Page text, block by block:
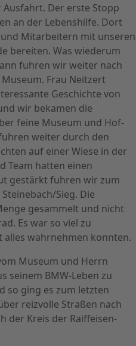
Der erste Stopp
an der Lebenshilfe. Dort
Mitarbeitern mit unseren
bereiten. Was wiederum
fuhren wir weiter nach
Frau Neitzert
Geschichte von
wir bekamen die
feine Museum und Hof-
weiter durch den
auf einer Wiese in der
Team hatten einen
gestärkt fuhren wir zum
Sieg. Die
gesammelt und nicht
Es war so viel zu
alles wahrnehmen konnten.
Museum und Herrn
seinem BMW-Leben zu
so ging es zum letzten
reizvolle Straßen nach
der Kreis der Raiffeisen-